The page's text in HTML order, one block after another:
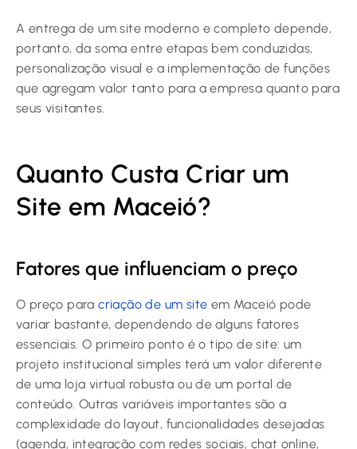
A entrega de um site moderno e completo depende,
portanto, da soma entre etapas bem conduzidas,
personalização visual e a implementação de funções
que agregam valor tanto para a empresa quanto para
seus visitantes.
Quanto Custa Criar um
Site em Maceió?
Fatores que influenciam o preço
O preço paracriação de um site em Maceió pode
variar bastante, dependendo de alguns fatores
essenciais. O primeiro ponto é o tipo de site: um
projeto institucional simples terá um valor diferente
de uma loja virtual robusta ou de um portal de
conteúdo. Outras variáveis importantes são a
complexidade do layout, funcionalidades desejadas
(agenda, integração com redes sociais, chat online,